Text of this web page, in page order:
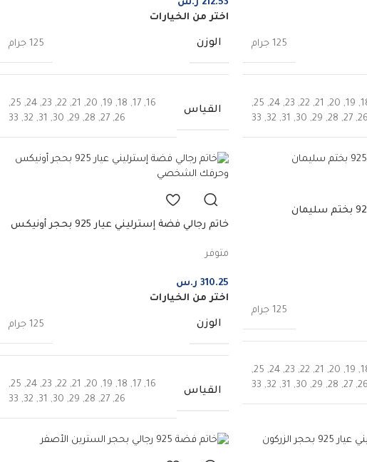
125 جرام
,
19
,
20
,
21
,
22
,
23
,
24
,
25
,
26
,
27
,
28
,
29
,
30
,
31
,
32
,
33
212.53 ر.س
اختر من الخيارات
الوزن 125 جرام
القياس
16
,
17
,
18
,
19
,
20
,
21
,
22
,
23
,
24
,
25
,
26
,
27
,
28
,
29
,
30
,
31
,
32
,
33
125 جرام
,
19
,
20
,
21
,
22
,
23
,
24
,
25
,
26
,
27
,
28
,
29
,
30
,
31
,
32
,
33
خاتم رجالي فضة إسترليني عيار 925 بحجر أونيكس
متوفر
310.25 ر.س
اختر من الخيارات
الوزن 125 جرام
القياس
16
,
17
,
18
,
19
,
20
,
21
,
22
,
23
,
24
,
25
,
26
,
27
,
28
,
29
,
30
,
31
,
32
,
33